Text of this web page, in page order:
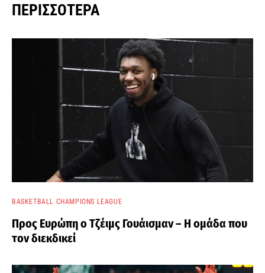
ΠΕΡΙΣΣΌΤΕΡΑ
BASKETBALL CHAMPIONS LEAGUE
Προς Ευρώπη ο Τζέιμς Γουάισμαν – Η ομάδα που
τον διεκδικεί